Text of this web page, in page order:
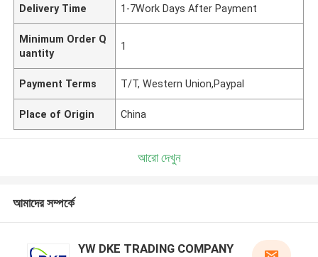
Delivery Time 1-7Work Days After Payment
Minimum Order Q
uantity
1
Payment Terms T/T, Western Union,Paypal
Place of Origin China
আরো দেখুন
আমাদের সম্পর্কে
YW DKE TRADING COMPANY